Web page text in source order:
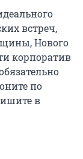
встреч,
Нового
корпоратив
по
в